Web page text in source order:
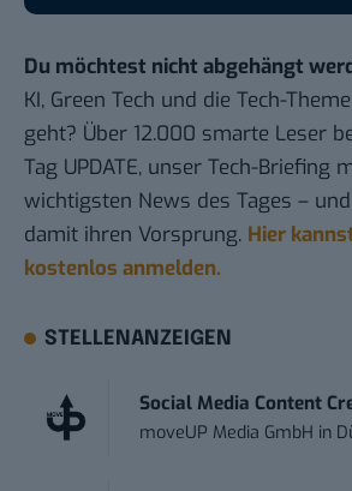
Du möchtest nicht abgehängt
KI, Green Tech und die Tech-
geht? Über 12.000 smarte Leser
Tag UPDATE, unser Tech-Briefing
wichtigsten News des Tages –
damit ihren Vorsprung. Hier
kostenlos anmelden.
STELLENANZEIGEN
Social Media Content
moveUP Media GmbH in